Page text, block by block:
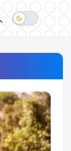
dark_mode